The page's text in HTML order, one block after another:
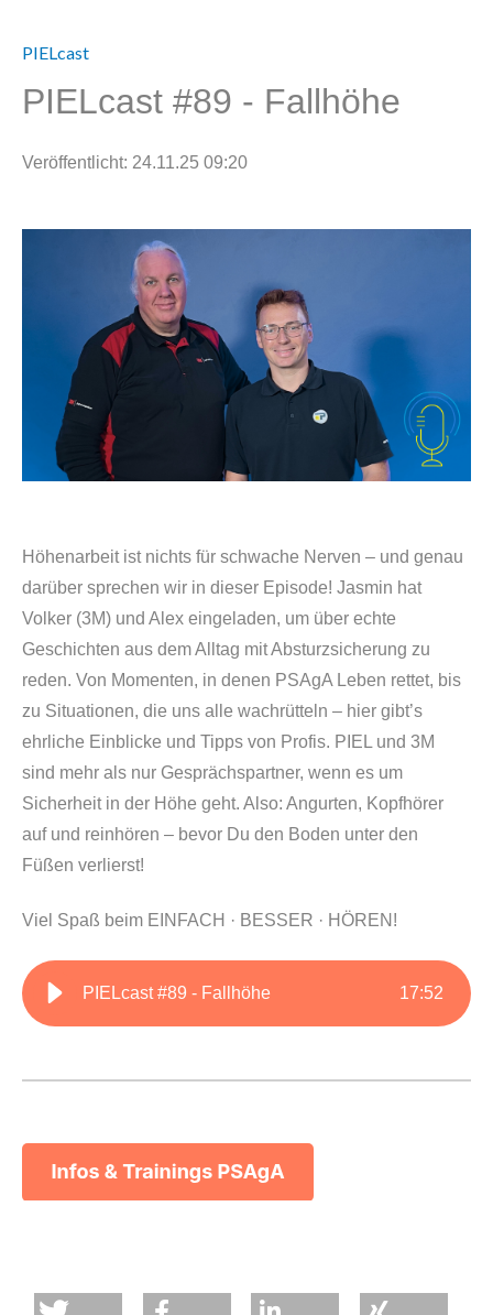
PIELcast
PIELcast #89 - Fallhöhe
Veröffentlicht: 24.11.25 09:20
Höhenarbeit ist nichts für schwache Nerven – und genau
darüber sprechen wir in dieser Episode! Jasmin hat
Volker (3M) und Alex eingeladen, um über echte
Geschichten aus dem Alltag mit ⁠Absturzsicherung⁠ zu
reden. Von Momenten, in denen PSAgA Leben rettet, bis
zu Situationen, die uns alle wachrütteln – hier gibt’s
ehrliche Einblicke und Tipps von Profis. PIEL und 3M
sind mehr als nur Gesprächspartner, wenn es um
Sicherheit in der Höhe geht. Also: Angurten, Kopfhörer
auf und reinhören – bevor Du den Boden unter den
Füßen verlierst!
Viel Spaß beim EINFACH · BESSER · HÖREN!
PIELcast #89 - Fallhöhe 17:52